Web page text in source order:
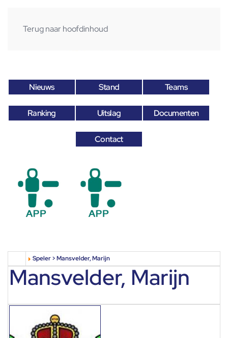
Terug naar hoofdinhoud
Nieuws Stand Teams
Ranking Uitslag Documenten
Contact
Speler > Mansvelder, Marijn
Mansvelder, Marijn